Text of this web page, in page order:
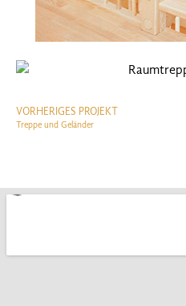
VORHERIGES PROJEKT
Treppe und Geländer